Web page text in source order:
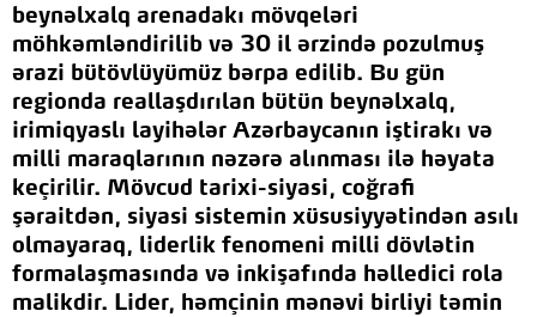
beynəlxalq arenadakı mövqeləri
möhkəmləndirilib və 30 il ərzində pozulmuş
ərazi bütövlüyümüz bərpa edilib. Bu gün
regionda reallaşdırılan bütün beynəlxalq,
irimiqyaslı layihələr Azərbaycanın iştirakı və
milli maraqlarının nəzərə alınması ilə həyata
keçirilir. Mövcud tarixi-siyasi, coğrafi
şəraitdən, siyasi sistemin xüsusiyyətindən asılı
olmayaraq, liderlik fenomeni milli dövlətin
formalaşmasında və inkişafında həlledici rola
malikdir. Lider, həmçinin mənəvi birliyi təmin